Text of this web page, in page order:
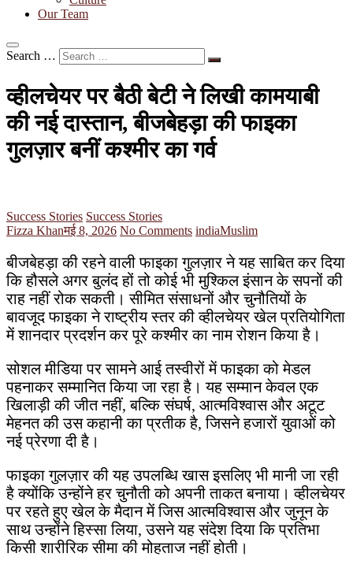
Our Team
Search …
व्हीलचेयर पर बैठी बेटी ने लिखी कामयाबी
की नई दास्तान, बीजबेहड़ा की फाइका
गुलज़ार बनीं कश्मीर का गर्व
Success Stories Success Stories
Fizza Khanमई 8, 2026 No Comments indiaMuslim
बीजबेहड़ा की रहने वाली फाइका गुलज़ार ने यह साबित कर दिया
कि हौसले अगर बुलंद हों तो कोई भी मुश्किल इंसान के सपनों की
राह नहीं रोक सकती। सीमित संसाधनों और चुनौतियों के
बावजूद फाइका ने राष्ट्रीय स्तर की व्हीलचेयर खेल प्रतियोगिता
में शानदार प्रदर्शन कर पूरे कश्मीर का नाम रोशन किया है।
सोशल मीडिया पर सामने आई तस्वीरों में फाइका को मेडल
पहनाकर सम्मानित किया जा रहा है। यह सम्मान केवल एक
खिलाड़ी की जीत नहीं, बल्कि संघर्ष, आत्मविश्वास और अटूट
मेहनत की उस कहानी का प्रतीक है, जिसने हजारों युवाओं को
नई प्रेरणा दी है।
फाइका गुलज़ार की यह उपलब्धि खास इसलिए भी मानी जा रही
है क्योंकि उन्होंने हर चुनौती को अपनी ताकत बनाया। व्हीलचेयर
पर रहते हुए खेल के मैदान में जिस आत्मविश्वास और जुनून के
साथ उन्होंने हिस्सा लिया, उसने यह संदेश दिया कि प्रतिभा
किसी शारीरिक सीमा की मोहताज नहीं होती।